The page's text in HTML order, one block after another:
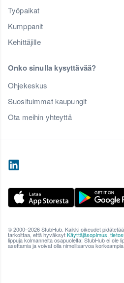
Työpaikat
Kumppanit
Kehittäjille
Onko sinulla kysyttävää?
Ohjekeskus
Suosituimmat kaupungit
Ota meihin yhteyttä
© 2000–2026 StubHub. Kaikki oikeudet
tarkoittaa, että hyväksytKäyttäjäsopimus,
lippuja kolmannelta osapuolelta; StubHub ei ole
asettamia ja voivat olla nimellisarvoa korkeampia.